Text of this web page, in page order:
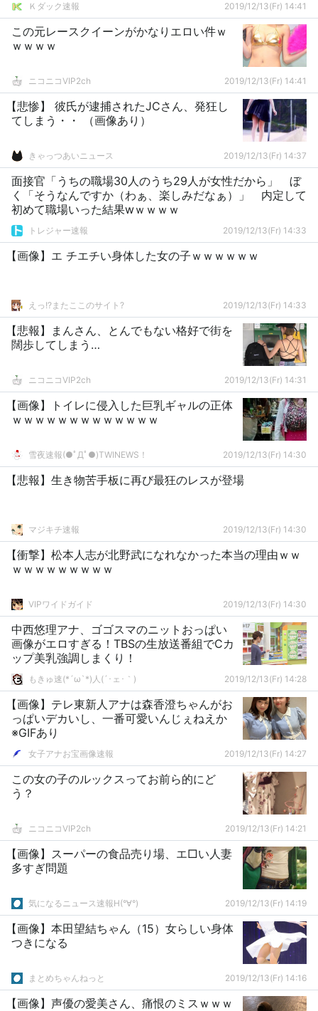
Ｋダック速報 2019/12/13(Fr) 14:41
この元レースクイーンがかなりエロい件ｗ
ｗｗｗｗ
ニコニコVIP2ch 2019/12/13(Fr) 14:41
【悲惨】 彼氏が逮捕されたJCさん、発狂し
てしまう・・ （画像あり）
きゃっつあいニュース 2019/12/13(Fr) 14:37
面接官「うちの職場30人のうち29人が女性だから」 ぼ
く「そうなんですか（わぁ、楽しみだなぁ）」 内定して
初めて職場いった結果wｗｗｗｗ
トレジャー速報 2019/12/13(Fr) 14:33
【画像】エ チエチい身体した女の子ｗｗｗｗｗｗ
えっ!?またここのサイト? 2019/12/13(Fr) 14:33
【悲報】まんさん、とんでもない格好で街を
闊歩してしまう…
ニコニコVIP2ch 2019/12/13(Fr) 14:31
【画像】トイレに侵入した巨乳ギャルの正体
ｗｗｗｗｗｗｗｗｗｗｗｗｗ
雪夜速報(●ﾟДﾟ●)TWINEWS！ 2019/12/13(Fr) 14:30
【悲報】生き物苦手板に再び最狂のレスが登場
マジキチ速報 2019/12/13(Fr) 14:30
【衝撃】松本人志が北野武になれなかった本当の理由ｗｗ
ｗｗｗｗｗｗｗｗｗ
VIPワイドガイド 2019/12/13(Fr) 14:30
中西悠理アナ、ゴゴスマのニットおっぱい
画像がエロすぎる！TBSの生放送番組でCカ
ップ美乳強調しまくり！
もきゅ速(*´ω`*)人(´･ェ･｀) 2019/12/13(Fr) 14:28
【画像】テレ東新人アナは森香澄ちゃんがお
っぱいデカいし、一番可愛いんじぇねえか
※GIFあり
女子アナお宝画像速報 2019/12/13(Fr) 14:27
この女の子のルックスってお前ら的にど
う？
ニコニコVIP2ch 2019/12/13(Fr) 14:21
【画像】スーパーの食品売り場、エ□い人妻
多すぎ問題
気になるニュース速報H(°∀°) 2019/12/13(Fr) 14:19
【画像】本田望結ちゃん（15）女らしい身体
つきになる
まとめちゃんねっと 2019/12/13(Fr) 14:16
【画像】声優の愛美さん、痛恨のミスｗｗｗ